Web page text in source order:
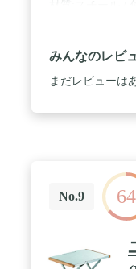
みんなのレビ
まだレビューは
No.9 64